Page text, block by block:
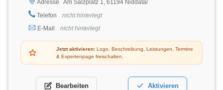
Adresse
Am Salzplatz 1, 61194 Niddatal
Telefon
nicht hinterlegt
E-Mail
nicht hinterlegt
Jetzt aktivieren: Logo, Beschreibung, Leistungen, Termine
& Expertenpage freischalten.
Bearbeiten Aktivieren